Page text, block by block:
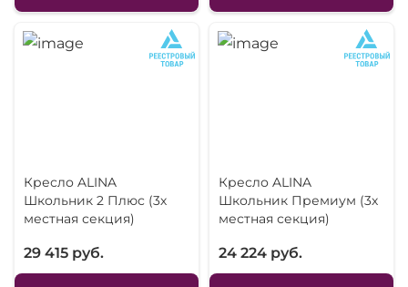
Кресло ALINA
Школьник 2 Плюс (3х
местная секция)
29 415 руб.
Кресло ALINA
Школьник Премиум (3х
местная секция)
24 224 руб.